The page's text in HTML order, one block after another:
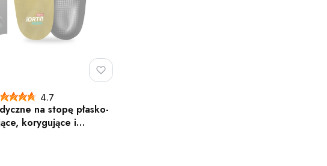
4.7
na stopę płasko-
korygujące i
II Mazbit